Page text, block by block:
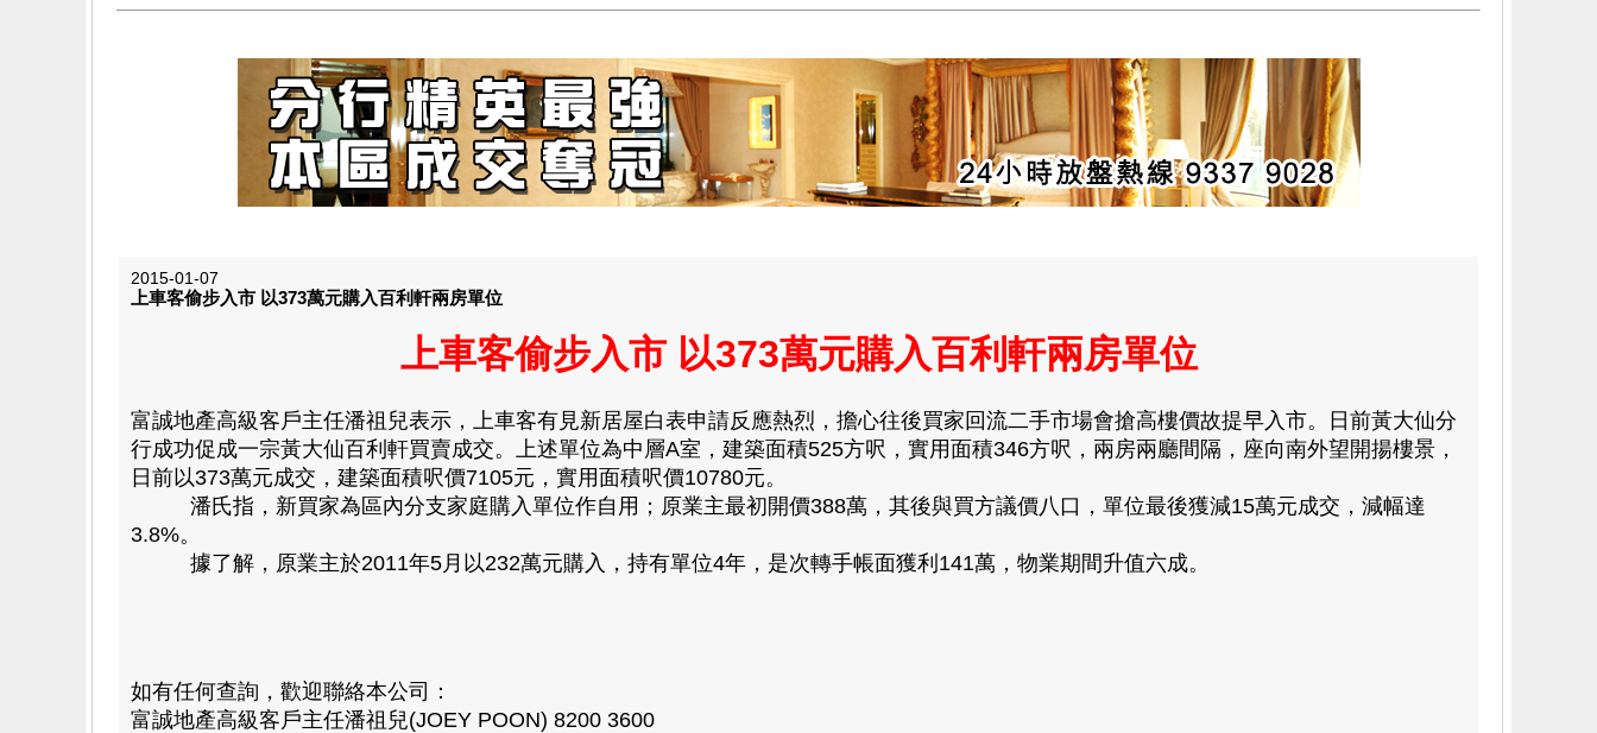
2015-01-07
上車客偷步入市 以373萬元購入百利軒兩房單位
上車客偷步入市 以373萬元購入百利軒兩房單位
富誠地產高級客戶主任潘祖兒表示，上車客有見新居屋白表申請反應熱烈，擔心往後買家回流二手市場會搶高樓價故提早入市。日前黃大仙分
行成功促成一宗黃大仙百利軒買賣成交。上述單位為中層A室，建築面積525方呎，實用面積346方呎，兩房兩廳間隔，座向南外望開揚樓景，
日前以373萬元成交，建築面積呎價7105元，實用面積呎價10780元。
潘氏指，新買家為區內分支家庭購入單位作自用；原業主最初開價388萬，其後與買方議價八口，單位最後獲減15萬元成交，減幅達
3.8%。
據了解，原業主於2011年5月以232萬元購入，持有單位4年，是次轉手帳面獲利141萬，物業期間升值六成。
如有任何查詢，歡迎聯絡本公司：
富誠地產高級客戶主任潘祖兒(JOEY POON) 8200 3600